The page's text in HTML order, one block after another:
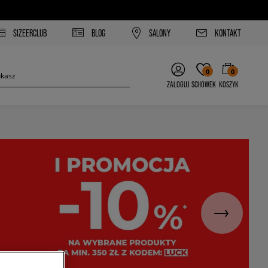
SIZEERCLUB BLOG SALONY KONTAKT
ZALOGUJ
0
SCHOWEK
0
KOSZYK